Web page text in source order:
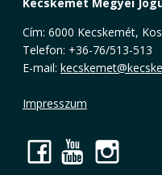
Cím: 6000 Kecskemét,
Telefon: +36-76/513-513
E-mail:
Impresszum